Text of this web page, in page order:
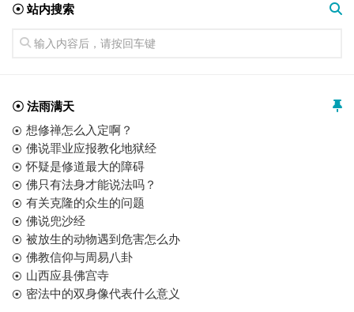
☉ 站内搜索
☉ 法雨满天
想修禅怎么入定啊？
佛说罪业应报教化地狱经
怀疑是修道最大的障碍
佛只有法身才能说法吗？
有关克隆的众生的问题
佛说兜沙经
被放生的动物遇到危害怎么办
佛教信仰与周易八卦
山西应县佛宫寺
密法中的双身像代表什么意义